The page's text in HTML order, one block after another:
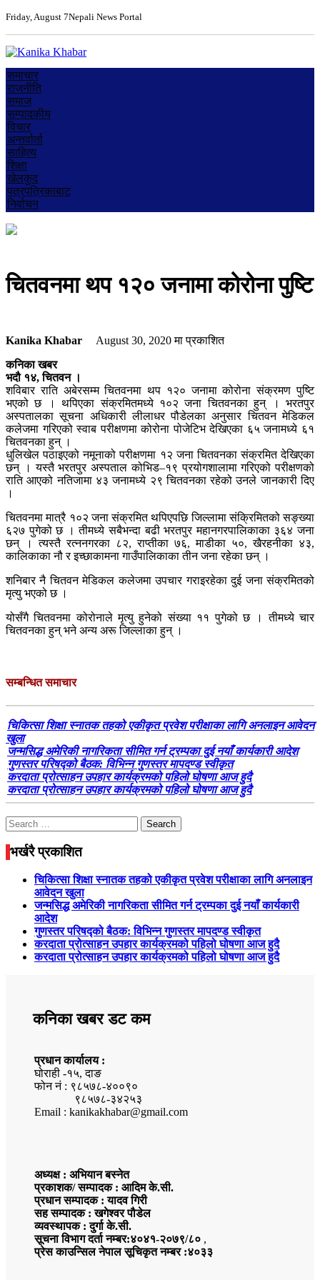
Friday, August 7Nepali News Portal
समाचार
राजनीति
समाज
सम्पादकीय
विचार
अन्तर्वार्ता
साहित्य
शिक्षा
खेलकुद
पत्रपत्रिकाबाट
निर्वाचन
चितवनमा थप १२० जनामा कोरोना पुष्टि
Kanika Khabar August 30, 2020मा प्रकाशित
कनिका खबर
भदौ १४, चितवन ।
शविबार राति अबेरसम्म चितवनमा थप १२० जनामा कोरोना संक्रमण पुष्टि
भएको छ । थपिएका संक्रमितमध्ये १०२ जना चितवनका हुन् । भरतपुर
अस्पतालका सूचना अधिकारी लीलाधर पौडेलका अनुसार चितवन मेडिकल
कलेजमा गरिएको स्वाब परीक्षणमा कोरोना पोजेटिभ देखिएका ६५ जनामध्ये ६१
चितवनका हुन् ।
धुलिखेल पठाइएको नमूनाको परीक्षणमा १२ जना चितवनका संक्रमित देखिएका
छन् । यस्तै भरतपुर अस्पताल कोभिड–१९ प्रयोगशालामा गरिएको परीक्षणको
राति आएको नतिजामा ४३ जनामध्ये २९ चितवनका रहेको उनले जानकारी दिए
।
चितवनमा मात्रै १०२ जना संक्रमित थपिएपछि जिल्लामा संक्रिमितको सङ्ख्या
६२७ पुगेको छ । तीमध्ये सबैभन्दा बढी भरतपुर महानगरपालिकाका ३६४ जना
छन् । त्यस्तै रत्ननगरका ८२, राप्तीका ७६, माडीका ५०, खैरहनीका ४३,
कालिकाका नौ र इच्छाकामना गाउँपालिकाका तीन जना रहेका छन् ।
शनिबार नै चितवन मेडिकल कलेजमा उपचार गराइरहेका दुई जना संक्रमितको
मृत्यु भएको छ ।
योसँगै चितवनमा कोरोनाले मृत्यु हुनेको संख्या ११ पुगेको छ । तीमध्ये चार
चितवनका हुन् भने अन्य अरू जिल्लाका हुन् ।
सम्बन्धित समाचार
चिकित्सा शिक्षा स्नातक तहको एकीकृत प्रवेश परीक्षाका लागि अनलाइन आवेदन
खुला
जन्मसिद्ध अमेरिकी नागरिकता सीमित गर्न ट्रम्पका दुई नयाँ कार्यकारी आदेश
गुणस्तर परिषद्को बैठक: विभिन्न गुणस्तर मापदण्ड स्वीकृत
करदाता प्रोत्साहन उपहार कार्यक्रमको पहिलो घोषणा आज हुदै
करदाता प्रोत्साहन उपहार कार्यक्रमको पहिलो घोषणा आज हुदै
Search
for:
भर्खरै प्रकाशित
चिकित्सा शिक्षा स्नातक तहको एकीकृत प्रवेश परीक्षाका लागि अनलाइन
आवेदन खुला
जन्मसिद्ध अमेरिकी नागरिकता सीमित गर्न ट्रम्पका दुई नयाँ कार्यकारी
आदेश
गुणस्तर परिषद्को बैठक: विभिन्न गुणस्तर मापदण्ड स्वीकृत
करदाता प्रोत्साहन उपहार कार्यक्रमको पहिलो घोषणा आज हुदै
करदाता प्रोत्साहन उपहार कार्यक्रमको पहिलो घोषणा आज हुदै
कनिका खबर डट कम
प्रधान कार्यालय :
घोराही -१५, दाङ
फोन नं : ९८५७८-४००९०
९८५७८-३४२५३
Email : kanikakhabar@gmail.com
अध्यक्ष : अभियान बस्नेत
प्रकाशक/ सम्पादक : आदिम के.सी.
प्रधान सम्पादक : यादव गिरी
सह सम्पादक : खगेश्वर पौडेल
व्यवस्थापक : दुर्गा के.सी.
सूचना विभाग दर्ता नम्बर:४०४१-२०७९/८० ,
प्रेस काउन्सिल नेपाल सूचिकृत नम्बर :४०३३